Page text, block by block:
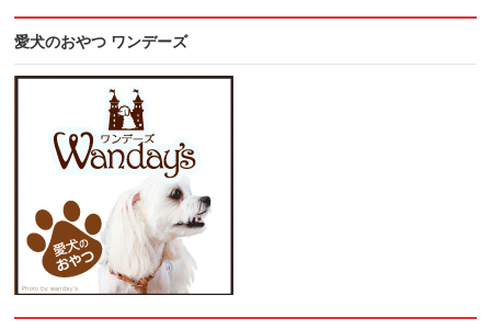
愛犬のおやつ ワンデーズ